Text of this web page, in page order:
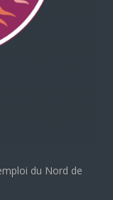
du Nord de